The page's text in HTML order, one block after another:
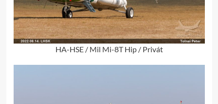
HA-HSE / Mil Mi-8T Hip / Privát